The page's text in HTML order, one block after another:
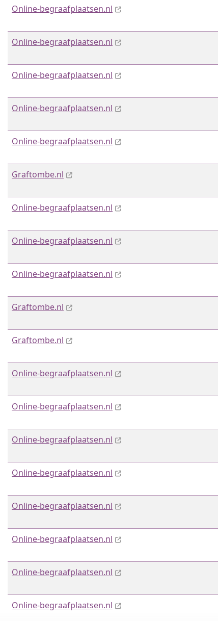
Online-begraafplaatsen.nl
Online-begraafplaatsen.nl
Online-begraafplaatsen.nl
Online-begraafplaatsen.nl
Online-begraafplaatsen.nl
Graftombe.nl
Online-begraafplaatsen.nl
Online-begraafplaatsen.nl
Online-begraafplaatsen.nl
Graftombe.nl
Graftombe.nl
Online-begraafplaatsen.nl
Online-begraafplaatsen.nl
Online-begraafplaatsen.nl
Online-begraafplaatsen.nl
Online-begraafplaatsen.nl
Online-begraafplaatsen.nl
Online-begraafplaatsen.nl
Online-begraafplaatsen.nl